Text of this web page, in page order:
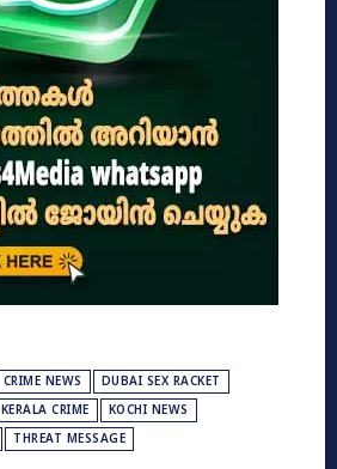
CRIME NEWS
DUBAI SEX RACKET
KERALA CRIME
KOCHI NEWS
THREAT MESSAGE